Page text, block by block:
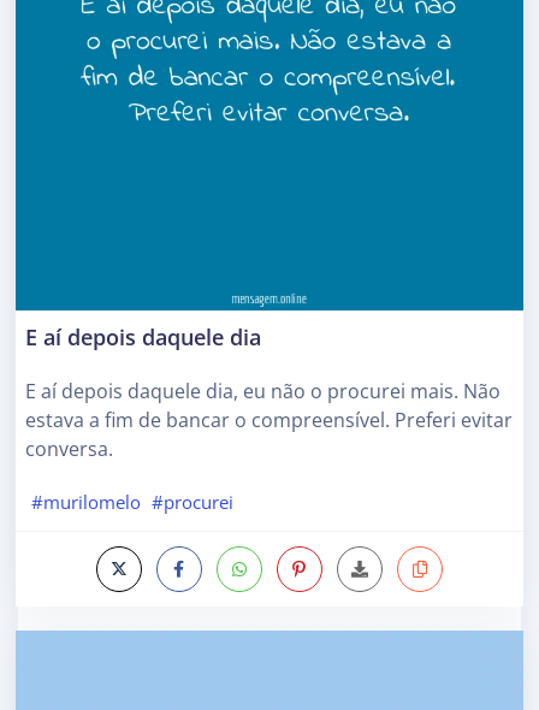
E aí depois daquele dia
E aí depois daquele dia, eu não o procurei mais. Não
estava a fim de bancar o compreensível. Preferi evitar
conversa.
#murilomelo #procurei